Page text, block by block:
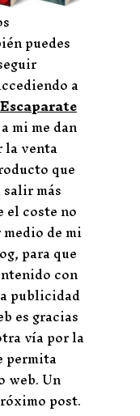
puedes
a
mi me dan
la venta
que
más
el coste no
de mi
para que
con
publicidad
es gracias
vía por la
permita
web. Un
post.